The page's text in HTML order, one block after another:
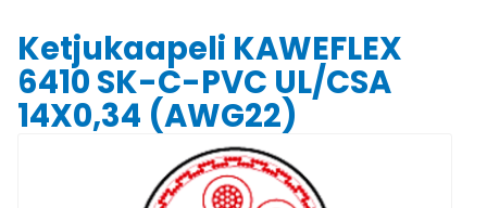
Ketjukaapeli KAWEFLEX
6410 SK-C-PVC UL/CSA
14X0,34 (AWG22)